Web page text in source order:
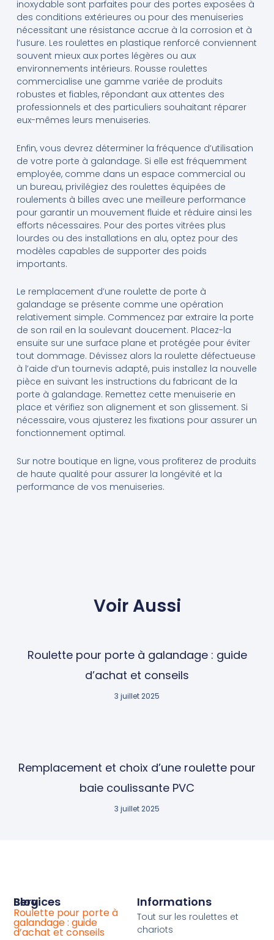
inoxydable sont parfaites pour des portes exposées à
des conditions extérieures ou pour des menuiseries
nécessitant une résistance accrue à la corrosion et à
l’usure. Les roulettes en plastique renforcé conviennent
souvent mieux aux portes légères ou aux
environnements intérieurs. Rousse roulettes
commercialise une gamme variée de produits
robustes et fiables, répondant aux attentes des
professionnels et des particuliers souhaitant réparer
eux-mêmes leurs menuiseries.
Enfin, vous devrez déterminer la fréquence d’utilisation
de votre porte à galandage. Si elle est fréquemment
employée, comme dans un espace commercial ou
un bureau, privilégiez des roulettes équipées de
roulements à billes avec une meilleure performance
pour garantir un mouvement fluide et réduire ainsi les
efforts nécessaires. Pour des portes vitrées plus
lourdes ou des installations en alu, optez pour des
modèles capables de supporter des poids
importants.
Le remplacement d’une roulette de porte à
galandage se présente comme une opération
relativement simple. Commencez par extraire la porte
de son rail en la soulevant doucement. Placez-la
ensuite sur une surface plane et protégée pour éviter
tout dommage. Dévissez alors la roulette défectueuse
à l’aide d’un tournevis adapté, puis installez la nouvelle
pièce en suivant les instructions du fabricant de la
porte à galandage. Remettez cette menuiserie en
place et vérifiez son alignement et son glissement. Si
nécessaire, vous ajusterez les fixations pour assurer un
fonctionnement optimal.
Sur notre boutique en ligne, vous profiterez de produits
de haute qualité pour assurer la longévité et la
performance de vos menuiseries.
Voir Aussi
Roulette pour porte à galandage : guide
d’achat et conseils
3 juillet 2025
Remplacement et choix d’une roulette pour
baie coulissante PVC
3 juillet 2025
Informations
Tout sur les roulettes et
chariots
Services
Roulette pour porte à
galandage : guide
d’achat et conseils
Blog
Achat
de
roulette